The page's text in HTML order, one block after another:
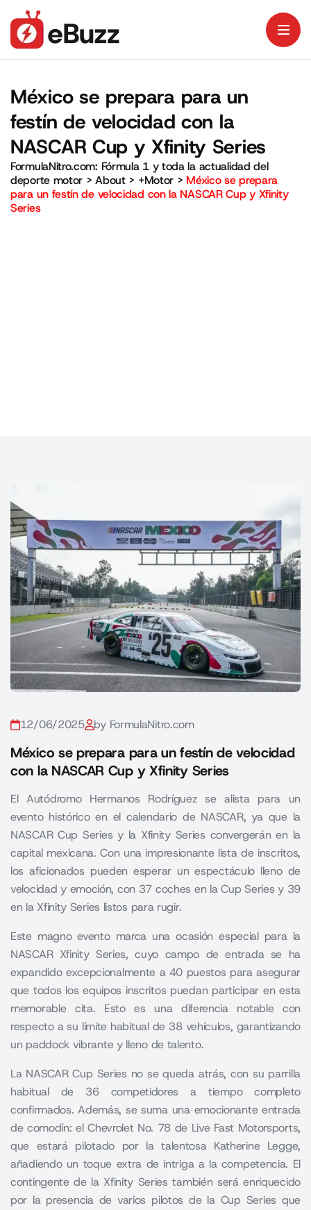
México se prepara para un
festín de velocidad con la
NASCAR Cup y Xfinity Series
FormulaNitro.com: Fórmula 1 y toda la actualidad del
deporte motor >About> +Motor > México se prepara
para un festín de velocidad con la NASCAR Cup y Xfinity
Series
12/06/2025 by FormulaNitro.com
México se prepara para un festín de velocidad
con la NASCAR Cup y Xfinity Series
El Autódromo Hermanos Rodríguez se alista para un
evento histórico en el calendario de NASCAR, ya que la
NASCAR Cup Series y la Xfinity Series convergerán en la
capital mexicana. Con una impresionante lista de inscritos,
los aficionados pueden esperar un espectáculo lleno de
velocidad y emoción, con 37 coches en la Cup Series y 39
en la Xfinity Series listos para rugir.
Este magno evento marca una ocasión especial para la
NASCAR Xfinity Series, cuyo campo de entrada se ha
expandido excepcionalmente a 40 puestos para asegurar
que todos los equipos inscritos puedan participar en esta
memorable cita. Esto es una diferencia notable con
respecto a su límite habitual de 38 vehículos, garantizando
un paddock vibrante y lleno de talento.
La NASCAR Cup Series no se queda atrás, con su parrilla
habitual de 36 competidores a tiempo completo
confirmados. Además, se suma una emocionante entrada
de comodín: el Chevrolet No. 78 de Live Fast Motorsports,
que estará pilotado por la talentosa Katherine Legge,
añadiendo un toque extra de intriga a la competencia. El
contingente de la Xfinity Series también será enriquecido
por la presencia de varios pilotos de la Cup Series que